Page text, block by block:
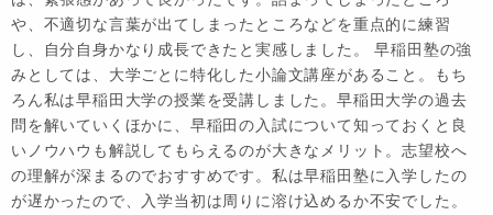
や、不適切な言葉が出てしまったところなどを重点的に練習
し、自分自身かなり成長できたと実感しました。 早稲田塾の強
みとしては、大学ごとに特化した小論文講座があること。もち
ろん私は早稲田大学の授業を受講しました。早稲田大学の過去
問を解いていくほかに、早稲田の入試について知っておくと良
いノウハウも解説してもらえるのが大きなメリット。志望校へ
の理解が深まるのでおすすめです。私は早稲田塾に入学したの
が遅かったので、入学当初は周りに溶け込めるか不安でした。